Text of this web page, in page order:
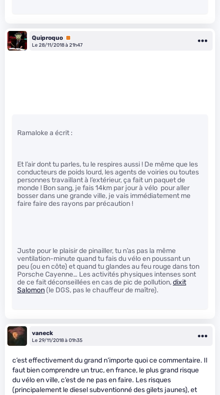
Quiproquo Premium
Le 28/11/2018 à 21h47
Ramaloke a écrit :
Et l’air dont tu parles, tu le respires aussi ! De même que les
conducteurs de poids lourd, les agents de voiries ou toutes
personnes travaillant à l’extérieur, ça fait un paquet de
monde ! Bon sang, je fais 14km par jour à vélo pour aller
bosser dans une grande ville, je vais immédiatement me
faire faire des rayons par précaution !
Juste pour le plaisir de pinailler, tu n’as pas la même
ventilation-minute quand tu fais du vélo en poussant un
peu (ou en côte) et quand tu glandes au feu rouge dans ton
Porsche Cayenne… Les activités physiques intenses sont
de ce fait déconseillées en cas de pic de pollution,dixit
Salomon(le DGS, pas le chauffeur de maître).
vaneck
Le 29/11/2018 à 01h35
c’est effectivement du grand n’importe quoi ce commentaire. Il
faut bien comprendre un truc, en france, le plus grand risque
du vélo en ville, c’est de ne pas en faire. Les risques
(principalement le diesel subventionné des gilets jaunes), et